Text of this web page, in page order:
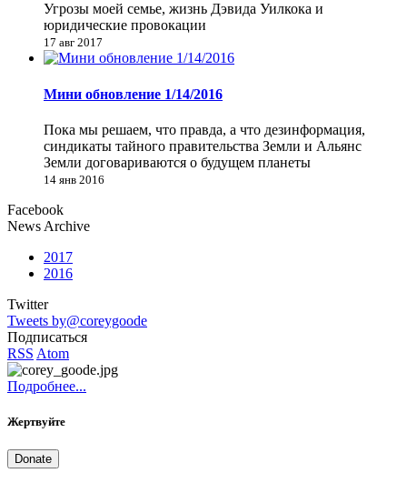
Угрозы моей семье, жизнь Дэвида Уилкока и
юридические провокации
17 авг 2017
Мини обновление 1/14/2016
Пока мы решаем, что правда, а что дезинформация,
синдикаты тайного правительства Земли и Альянс
Земли договариваются о будущем планеты
14 янв 2016
Facebook
News Archive
2017
2016
Twitter
Tweets by@coreygoode
Подписаться
RSS Atom
Подробнее...
Жертвуйте
Donate